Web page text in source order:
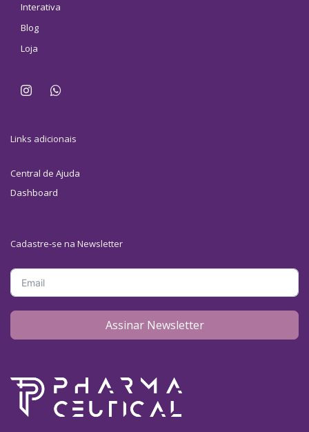
Interativa
Blog
Loja
Links adicionais
Central de Ajuda
Dashboard
Cadastre-se na Newsletter
Assinar Newsletter